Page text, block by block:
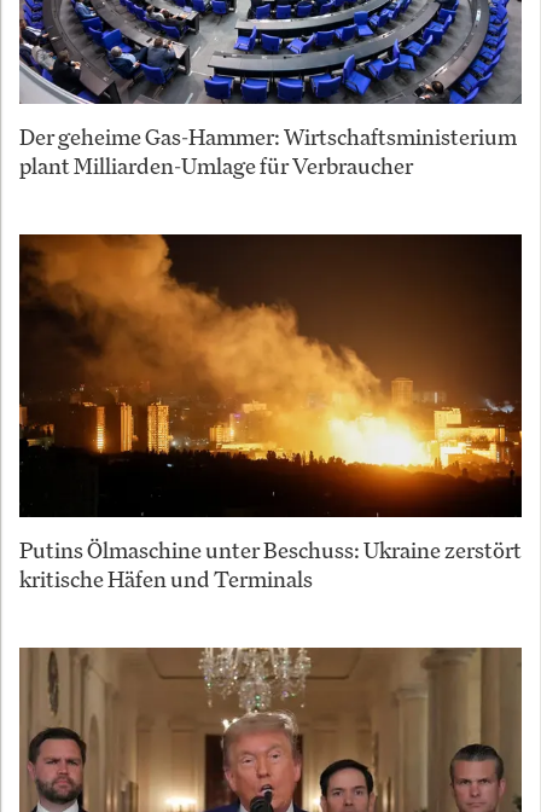
Der geheime Gas-Hammer: Wirtschaftsministerium
plant Milliarden-Umlage für Verbraucher
Putins Ölmaschine unter Beschuss: Ukraine zerstört
kritische Häfen und Terminals